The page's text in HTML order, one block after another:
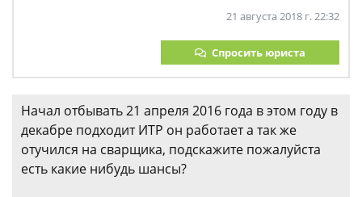
21 августа 2018 г. 22:32
Спросить юриста
Начал отбывать 21 апреля 2016 года в этом году в
декабре подходит ИТР он работает а так же
отучился на сварщика, подскажите пожалуйста
есть какие нибудь шансы?